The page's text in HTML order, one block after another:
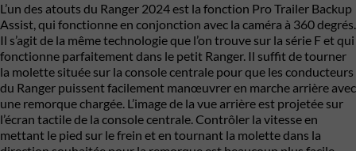
L’un des atouts du Ranger 2024 est la fonction Pro Trailer Backup
Assist, qui fonctionne en conjonction avec la caméra à 360 degrés.
Il s’agit de la même technologie que l’on trouve sur la série F et qui
fonctionne parfaitement dans le petit Ranger. Il suffit de tourner
la molette située sur la console centrale pour que les conducteurs
du Ranger puissent facilement manœuvrer en marche arrière avec
une remorque chargée. L’image de la vue arrière est projetée sur
l’écran tactile de la console centrale. Contrôler la vitesse en
mettant le pied sur le frein et en tournant la molette dans la